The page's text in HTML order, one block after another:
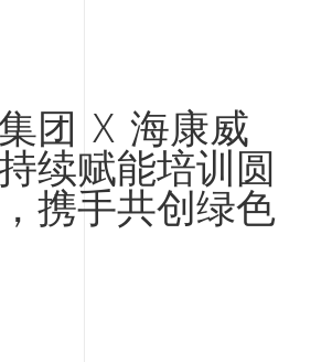
集团 X 海康威
续赋能培训圆
携手共创绿色